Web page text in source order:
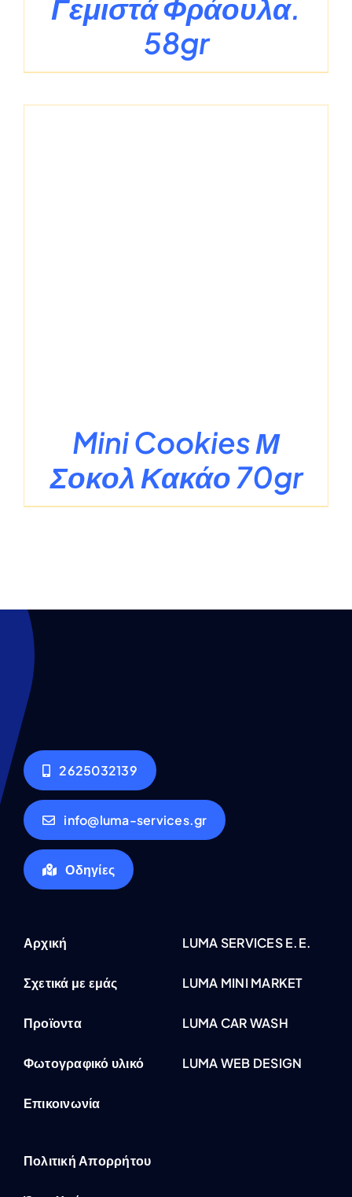
Γεμιστά Φράουλα.
58gr
Mini Cookies Μ
Σοκολ Κακάο 70gr
2625032139
info@luma-services.gr
Οδηγίες
Αρχική
Σχετικά με εμάς
Προϊοντα
Φωτογραφικό υλικό
Επικοινωνία
LUMA SERVICES E.E.
LUMA MINI MARKET
LUMA CAR WASH
LUMA WEB DESIGN
Πολιτική Απορρήτου